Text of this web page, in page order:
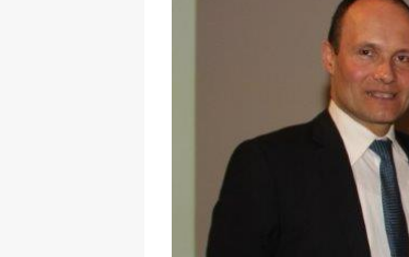
[ 24. Dezember
WIRTSCHAFT
[ 17. März 2020 ]
[ 17. März 2020 ]
Schutzschild für
[ 18. Dezember